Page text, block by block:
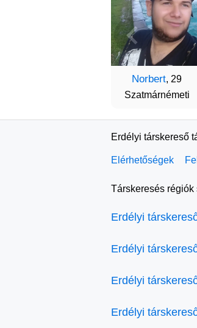
Norbert, 29
Szatmárnémeti
Erdélyi társkereső
Elérhetőségek
Társkeresés régiók
Erdélyi
Erdélyi
Erdélyi
Erdélyi